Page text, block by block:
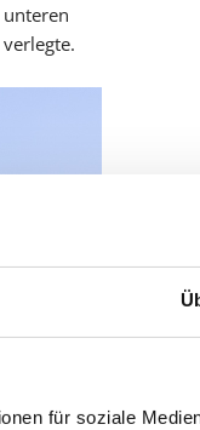
für soziale